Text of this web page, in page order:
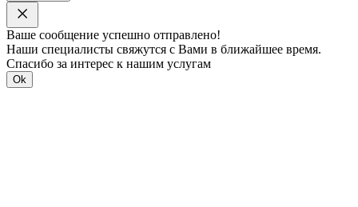
Ваше сообщение успешно отправлено!
Наши специалисты свяжутся с Вами в ближайшее время.
Спасибо за интерес к нашим услугам
Ok